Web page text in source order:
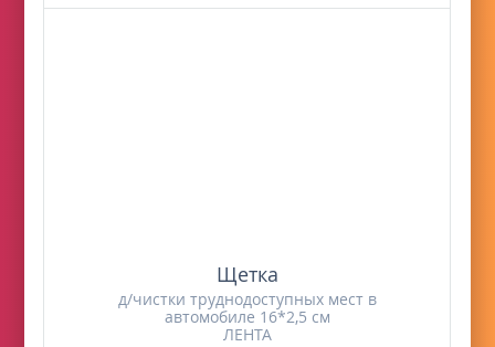
Щетка
д/чистки труднодоступных мест в
автомобиле 16*2,5 см
ЛЕНТА